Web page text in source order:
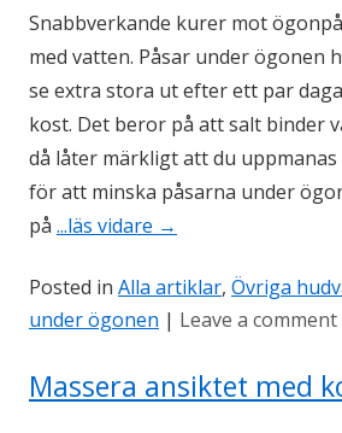
Snabbverkande kurer mot
med vatten. Påsar under ögonen
se extra stora ut efter ett par
kost. Det beror på att salt binder
då låter märkligt att du
för att minska påsarna under
på ...läs vidare →
Posted in Alla artiklar, Övriga
under ögonen | Leave a comment
Massera ansiktet med